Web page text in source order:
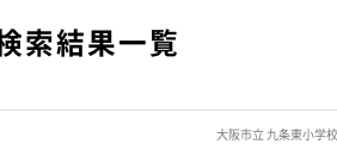
索結果一覧
大阪市立 九条東小学